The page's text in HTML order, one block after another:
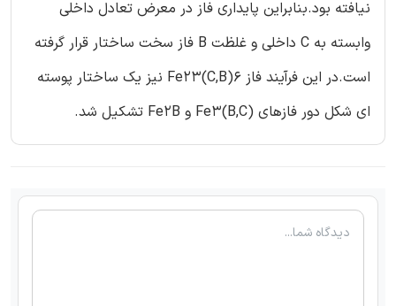
نیافته بود.بنابراین پایداری فاز در معرض تعادل داخلی
وابسته به C داخلی و غلظت B فاز سخت ساختار قرار گرفته
است.در این فرآیند فاز Fe23(C,B)6 نیز یک ساختار پوسته
ای شکل دور فازهای (Fe3(B,C و Fe2B تشکیل شد.